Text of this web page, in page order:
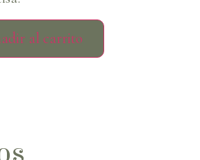
al carrito